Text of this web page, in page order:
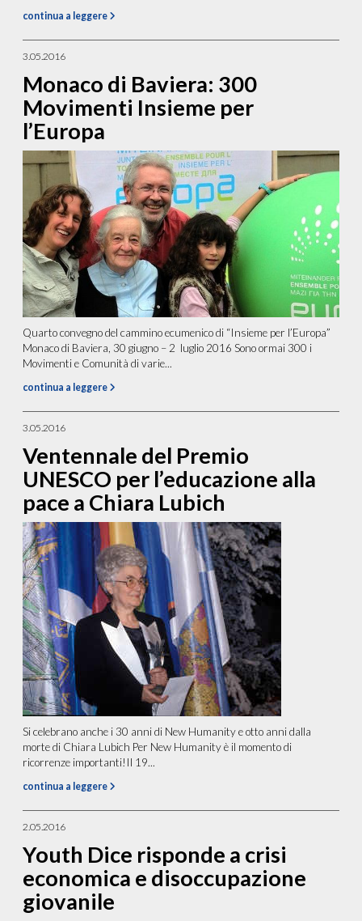
continua a leggere
3.05.2016
Monaco di Baviera: 300
Movimenti Insieme per
l’Europa
Quarto convegno del cammino ecumenico di “Insieme per l’Europa”
Monaco di Baviera, 30 giugno – 2 luglio 2016 Sono ormai 300 i
Movimenti e Comunità di varie...
continua a leggere
3.05.2016
Ventennale del Premio
UNESCO per l’educazione alla
pace a Chiara Lubich
Si celebrano anche i 30 anni di New Humanity e otto anni dalla
morte di Chiara Lubich Per New Humanity è il momento di
ricorrenze importanti!Il 19...
continua a leggere
2.05.2016
Youth Dice risponde a crisi
economica e disoccupazione
giovanile